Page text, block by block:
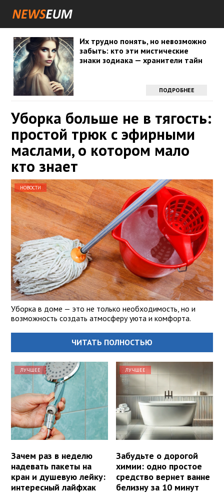
Их трудно понять, но невозможно
забыть: кто эти мистические
знаки зодиака — хранители тайн
ПОДРОБНЕЕ
Уборка больше не в тягость:
простой трюк с эфирными
маслами, о котором мало
кто знает
НОВОСТИ
Уборка в доме — это не только необходимость, но и
возможность создать атмосферу уюта и комфорта.
ЧИТАТЬ ПОЛНОСТЬЮ
ЛУЧШЕЕ
Зачем раз в неделю
надевать пакеты на
кран и душевую лейку:
интересный лайфхак
ЛУЧШЕЕ
Забудьте о дорогой
химии: одно простое
средство вернет ванне
белизну за 10 минут